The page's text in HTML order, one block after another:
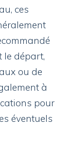
ces
le départ,
ou de
à
pour
éventuels